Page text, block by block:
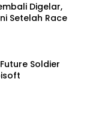
Digelar,
Setelah Race
Soldier